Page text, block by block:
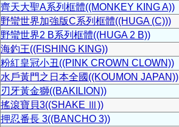
齊天大聖A系列框體((MONKEY KING A))
野蠻世界加強版C系列框體((HUGA (C)))
野蠻世界2 B系列框體((HUGA 2 B))
海釣王((FISHING KING))
粉紅皇冠小丑((PINK CROWN CLOWN))
水戶黃門之日本全國((KOUMON JAPAN))
刃牙黃金獅((BAKILION))
搖滾寶貝3((SHAKE Ⅲ))
押忍番長 3((BANCHO 3))